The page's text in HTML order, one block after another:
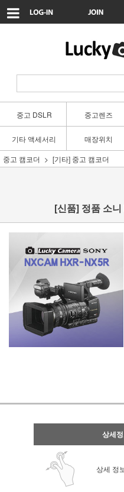
중고 DSLR 중고렌즈
기타 액세서리 매장위치
중고 캠코더
[기타] 중고 캠코더
[신품] 정품 소
상세
상세 정